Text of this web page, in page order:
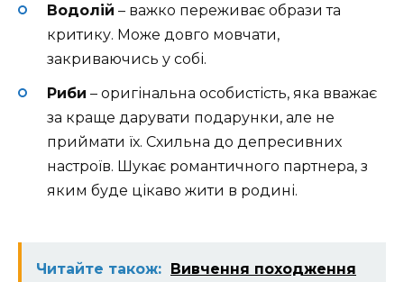
Водолій – важко переживає образи та
критику. Може довго мовчати,
закриваючись у собі.
Риби – оригінальна особистість, яка вважає
за краще дарувати подарунки, але не
приймати їх. Схильна до депресивних
настроїв. Шукає романтичного партнера, з
яким буде цікаво жити в родині.
Читайте також: Вивчення походження